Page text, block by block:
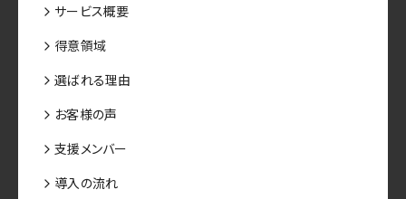
サービス概要
得意領域
選ばれる理由
お客様の声
支援メンバー
導入の流れ